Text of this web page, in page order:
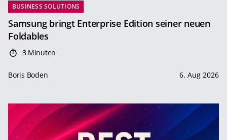
BUSINESS SOLUTIONS
Samsung bringt Enterprise Edition seiner neuen
Foldables
3 Minuten
Boris Boden 6. Aug 2026